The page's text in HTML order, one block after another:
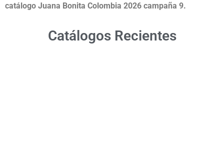
catálogo Juana Bonita Colombia 2026 campaña 9.
Catálogos Recientes